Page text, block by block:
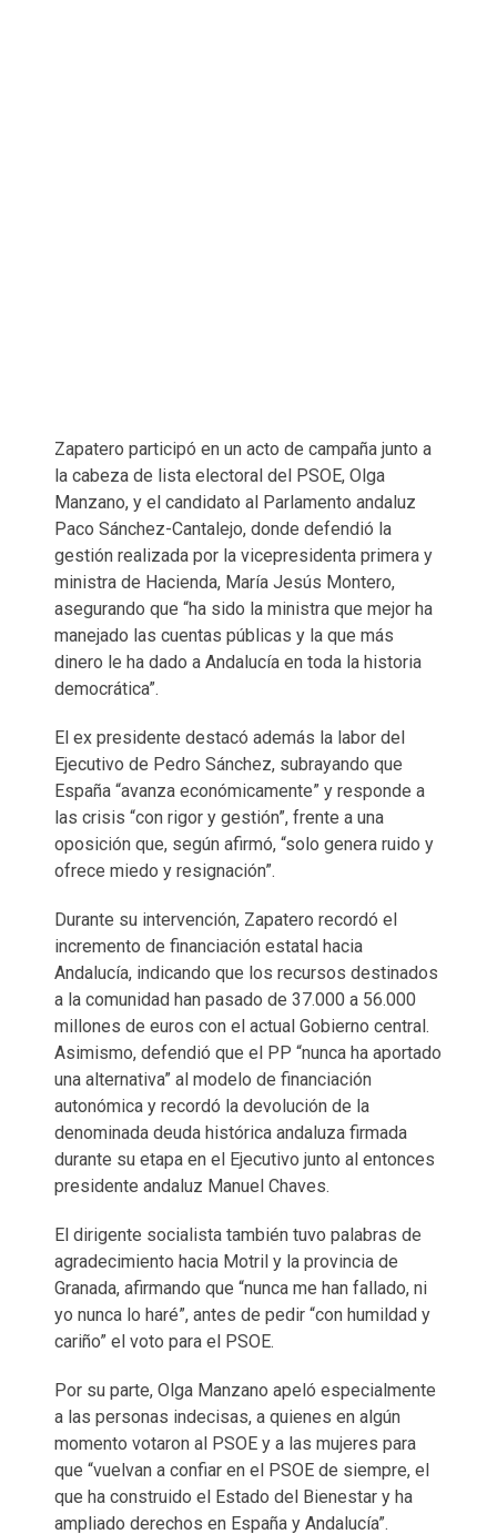
Zapatero participó en un acto de campaña junto a
la cabeza de lista electoral del PSOE, Olga
Manzano, y el candidato al Parlamento andaluz
Paco Sánchez-Cantalejo, donde defendió la
gestión realizada por la vicepresidenta primera y
ministra de Hacienda, María Jesús Montero,
asegurando que “ha sido la ministra que mejor ha
manejado las cuentas públicas y la que más
dinero le ha dado a Andalucía en toda la historia
democrática”.
El ex presidente destacó además la labor del
Ejecutivo de Pedro Sánchez, subrayando que
España “avanza económicamente” y responde a
las crisis “con rigor y gestión”, frente a una
oposición que, según afirmó, “solo genera ruido y
ofrece miedo y resignación”.
Durante su intervención, Zapatero recordó el
incremento de financiación estatal hacia
Andalucía, indicando que los recursos destinados
a la comunidad han pasado de 37.000 a 56.000
millones de euros con el actual Gobierno central.
Asimismo, defendió que el PP “nunca ha aportado
una alternativa” al modelo de financiación
autonómica y recordó la devolución de la
denominada deuda histórica andaluza firmada
durante su etapa en el Ejecutivo junto al entonces
presidente andaluz Manuel Chaves.
El dirigente socialista también tuvo palabras de
agradecimiento hacia Motril y la provincia de
Granada, afirmando que “nunca me han fallado, ni
yo nunca lo haré”, antes de pedir “con humildad y
cariño” el voto para el PSOE.
Por su parte, Olga Manzano apeló especialmente
a las personas indecisas, a quienes en algún
momento votaron al PSOE y a las mujeres para
que “vuelvan a confiar en el PSOE de siempre, el
que ha construido el Estado del Bienestar y ha
ampliado derechos en España y Andalucía”.